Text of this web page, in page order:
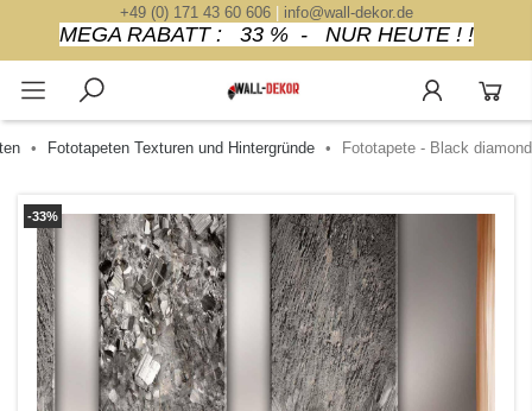
+49 (0) 171 43 60 606| info@wall-dekor.de
MEGA RABATT : 33 % - NUR HEUTE ! !
Fototapeten Texturen und Hintergründe Fototapete - Black diamond
-33%